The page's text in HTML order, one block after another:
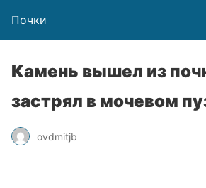
Почки
Камень вышел из
застрял в мочевом
ovdmitjb